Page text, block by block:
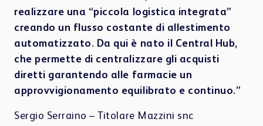
realizzare una “piccola logistica integrata”
creando un flusso costante di allestimento
automatizzato. Da qui è nato il Central Hub,
che permette di centralizzare gli acquisti
diretti garantendo alle farmacie un
approvvigionamento equilibrato e continuo.”
Sergio Serraino – Titolare Mazzini snc